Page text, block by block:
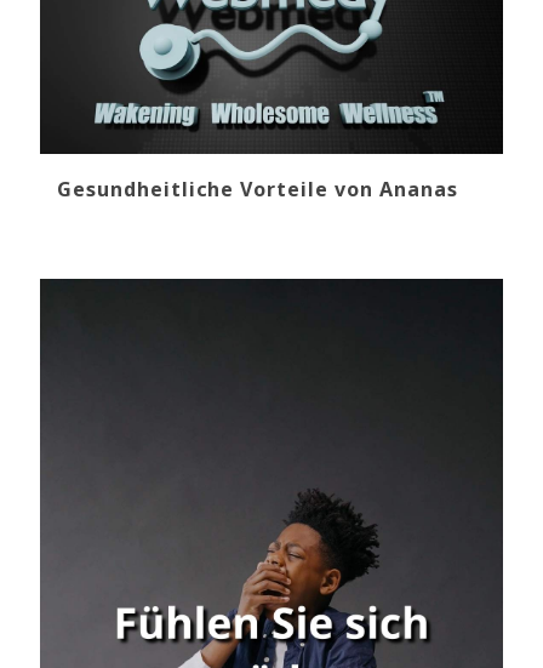
Gesundheitliche Vorteile von Ananas